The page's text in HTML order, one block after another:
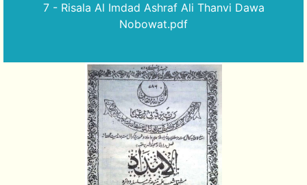
7 - Risala Al Imdad Ashraf Ali Thanvi Dawa
Nobowat.pdf